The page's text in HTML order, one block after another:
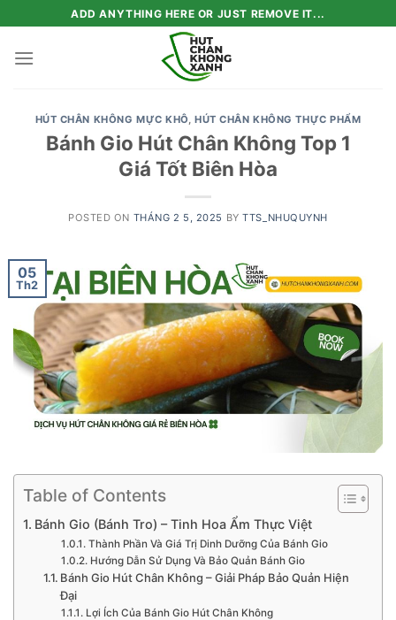
to
content
ADD ANYTHING HERE OR JUST REMOVE IT...
HÚT CHÂN KHÔNG MỰC KHÔ, HÚT CHÂN KHÔNG THỰC PHẨM
Bánh Gio Hút Chân Không Top 1
Giá Tốt Biên Hòa
POSTED ON THÁNG 2 5, 2025 BYTTS_NHUQUYNH
05
Th2
Table of Contents
Bánh Gio (Bánh Tro) – Tinh Hoa Ẩm Thực Việt
Thành Phần Và Giá Trị Dinh Dưỡng Của Bánh Gio
Hướng Dẫn Sử Dụng Và Bảo Quản Bánh Gio
Bánh Gio Hút Chân Không – Giải Pháp Bảo Quản Hiện
Đại
Lợi Ích Của Bánh Gio Hút Chân Không